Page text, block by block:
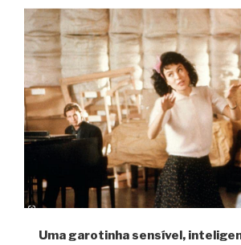
Uma garotinha sensível,